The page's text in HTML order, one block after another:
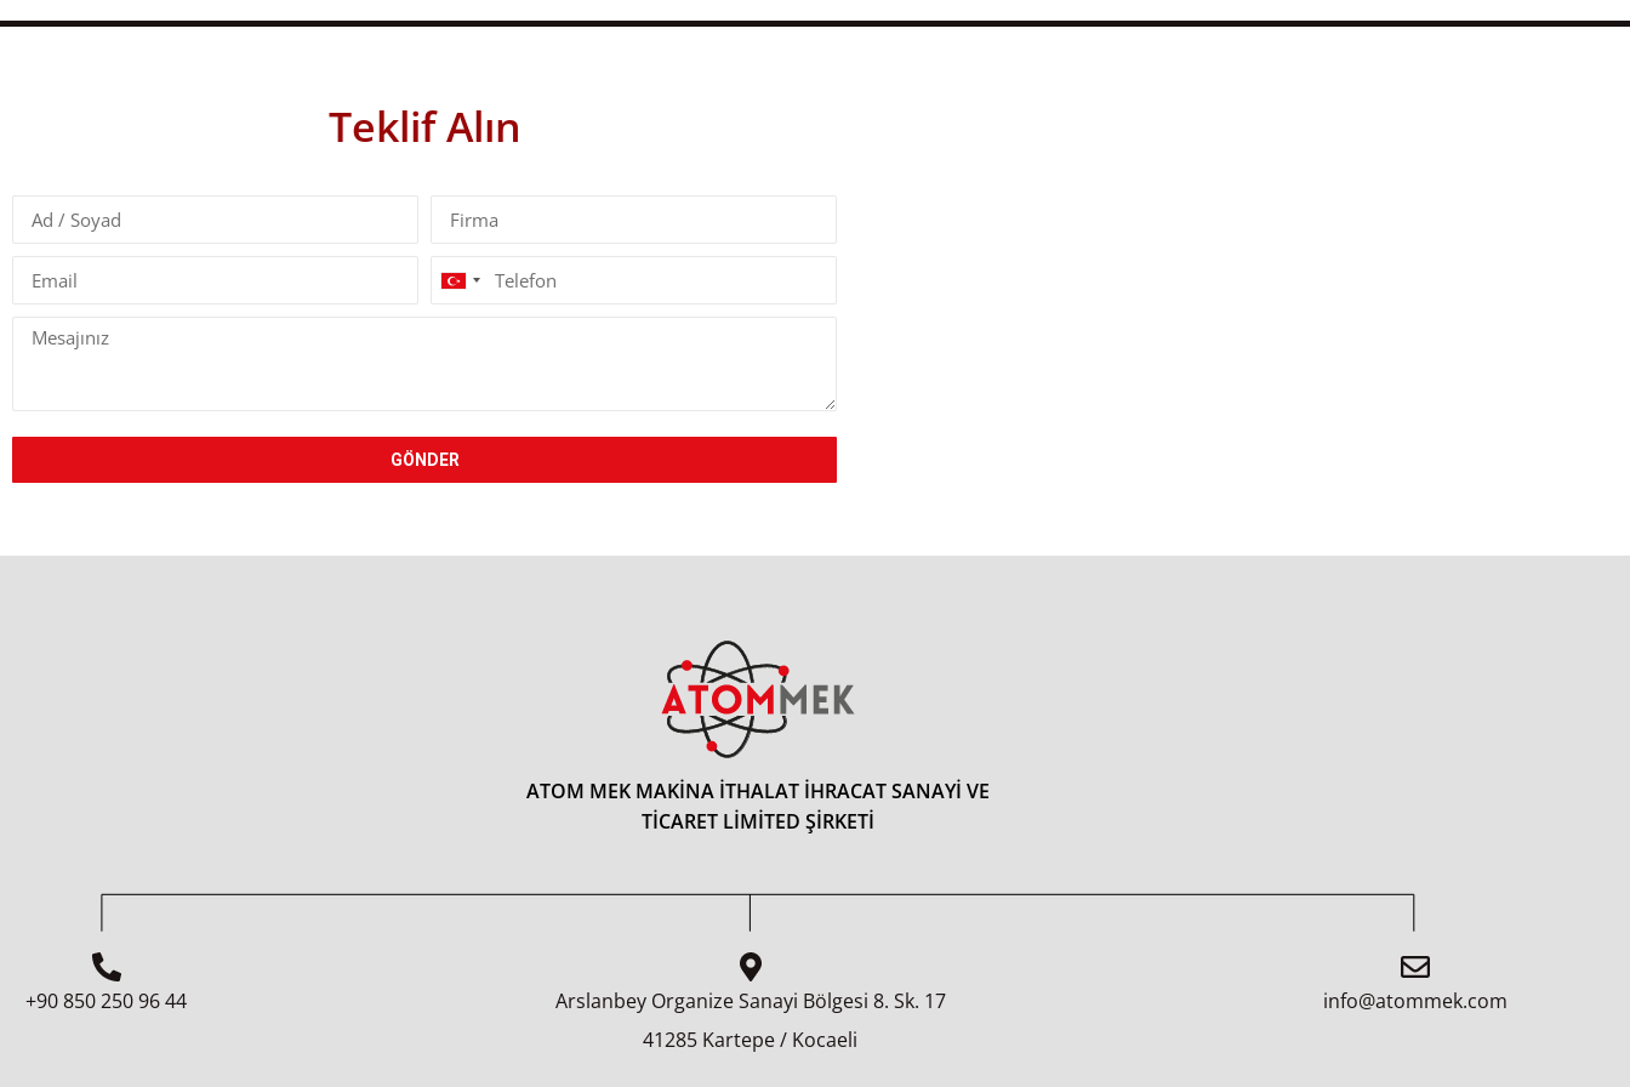
Teklif Alın
Turkey
GÖNDER
ATOM MEK MAKİNA İTHALAT İHRACAT SANAYİ VE
TİCARET LİMİTED ŞİRKETİ
+90 850 250 96 44
Arslanbey Organize Sanayi Bölgesi 8.⁠ ⁠Sk. 17
41285 Kartepe / Kocaeli
info@atommek.com